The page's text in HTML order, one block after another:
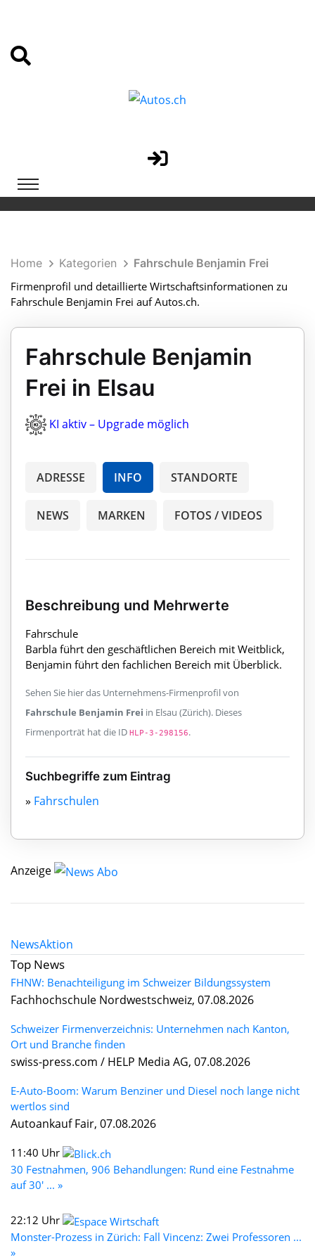
Home Kategorien
Fahrschule Benjamin Frei
Firmenprofil und detaillierte Wirtschaftsinformationen zu
Fahrschule Benjamin Frei auf Autos.ch.
Fahrschule Benjamin
Frei in Elsau
KI aktiv – Upgrade möglich
ADRESSE INFO STANDORTE
NEWS MARKEN FOTOS / VIDEOS
Beschreibung und Mehrwerte
Fahrschule
Barbla führt den geschäftlichen Bereich mit Weitblick,
Benjamin führt den fachlichen Bereich mit Überblick.
Sehen Sie hier das Unternehmens-Firmenprofil von
Fahrschule Benjamin Frei in Elsau (Zürich). Dieses
Firmenporträt hat die ID HLP-3-298156.
Suchbegriffe zum Eintrag
» Fahrschulen
Anzeige
NewsAktion
Top News
FHNW: Benachteiligung im Schweizer Bildungssystem
Fachhochschule Nordwestschweiz, 07.08.2026
Schweizer Firmenverzeichnis: Unternehmen nach Kanton,
Ort und Branche finden
swiss-press.com / HELP Media AG, 07.08.2026
E-Auto-Boom: Warum Benziner und Diesel noch lange nicht
wertlos sind
Autoankauf Fair, 07.08.2026
11:40 Uhr
30 Festnahmen, 906 Behandlungen: Rund eine Festnahme
auf 30' ... »
22:12 Uhr
Monster-Prozess in Zürich: Fall Vincenz: Zwei Professoren ...
»